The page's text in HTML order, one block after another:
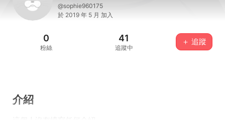
@sophie960175
於 2019 年 5 月 加入
0
粉絲
41
追蹤中
＋ 追蹤
介紹